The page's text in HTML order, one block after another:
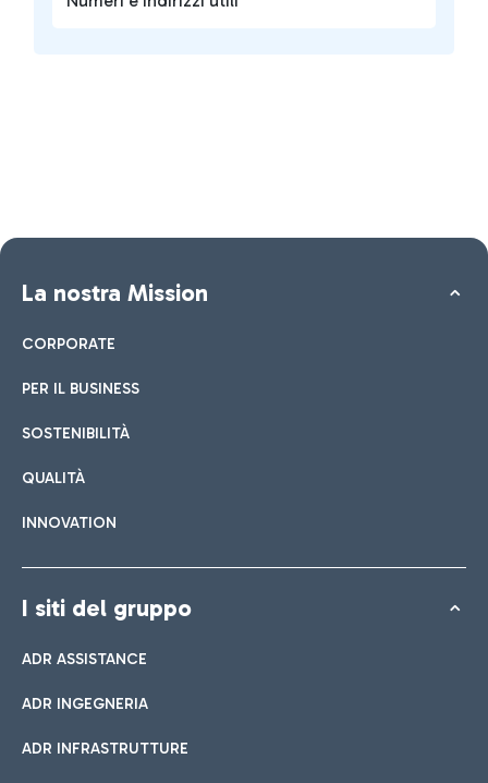
La nostra Mission
CORPORATE
PER IL BUSINESS
SOSTENIBILITÀ
QUALITÀ
INNOVATION
I siti del gruppo
ADR ASSISTANCE
ADR INGEGNERIA
ADR INFRASTRUTTURE